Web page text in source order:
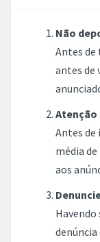
Não
Antes de
antes de
Antes de
média
aos
Havendo